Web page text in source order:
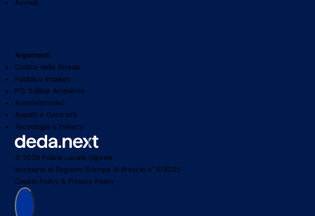
Accedi
Argomenti
Codice della Strada
Pubblico Impiego
P.G. Edilizia Ambiente
Amministrativo
Appalti e Contratti
Tecnologie e Privacy
© 2026 Polizia Locale Digitale
Iscrizione al Registro Stampa di Brescia n° 6/2025
Cookie Policy & Privacy Policy